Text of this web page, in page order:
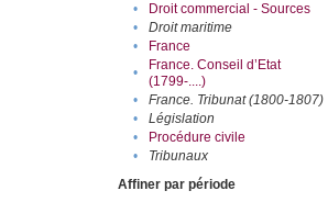
• Droit commercial - Sources
•
Droit maritime
•
France
•
France. Conseil d’Etat
(1799-....)
• France. Tribunat (1800-1807)
•
Législation
•
Procédure civile
•
Tribunaux
Affiner par période